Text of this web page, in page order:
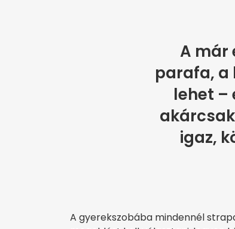
A már
parafa, a
lehet –
igaz,
A gyerekszobába mindennél